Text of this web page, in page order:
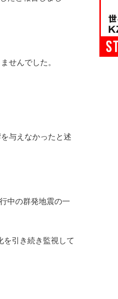
せんでした。
与えなかったと述
中の群発地震の一
引き続き監視して